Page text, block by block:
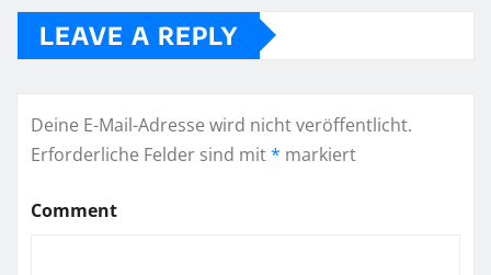
LEAVE A REPLY
Deine E-Mail-Adresse wird nicht veröffentlicht.
Erforderliche Felder sind mit* markiert
Comment